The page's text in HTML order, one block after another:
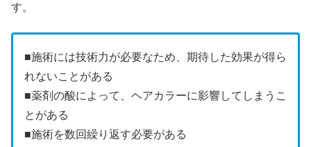
す。
■施術には技術力が必要なため、期待した効果が得ら
れないことがある
■薬剤の酸によって、ヘアカラーに影響してしまうこ
とがある
■施術を数回繰り返す必要がある